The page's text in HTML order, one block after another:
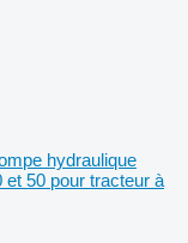
hydraulique
et 50 pour tracteur à